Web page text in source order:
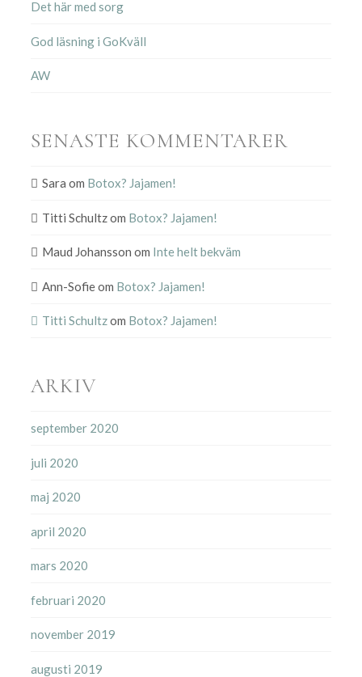
Det här med sorg
God läsning i GoKväll
AW
SENASTE KOMMENTARER
Sara om Botox? Jajamen!
Titti Schultzom Botox? Jajamen!
Maud Johansson om Inte helt bekväm
Ann-Sofieom Botox? Jajamen!
Titti Schultzom Botox? Jajamen!
ARKIV
september 2020
juli 2020
maj 2020
april 2020
mars 2020
februari 2020
november 2019
augusti 2019